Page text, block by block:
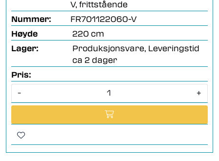
V, frittstående
Nummer:
FR701122060-V
Høyde
220 cm
Lager:
Produksjonsvare, Leveringstid
ca 2 dager
Pris:
-
+